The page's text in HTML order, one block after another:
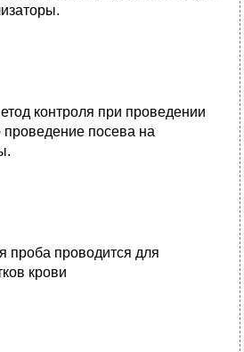
контроля при проведении
проведение посева на
проба проводится для
крови